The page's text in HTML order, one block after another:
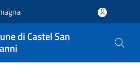
di Castel San